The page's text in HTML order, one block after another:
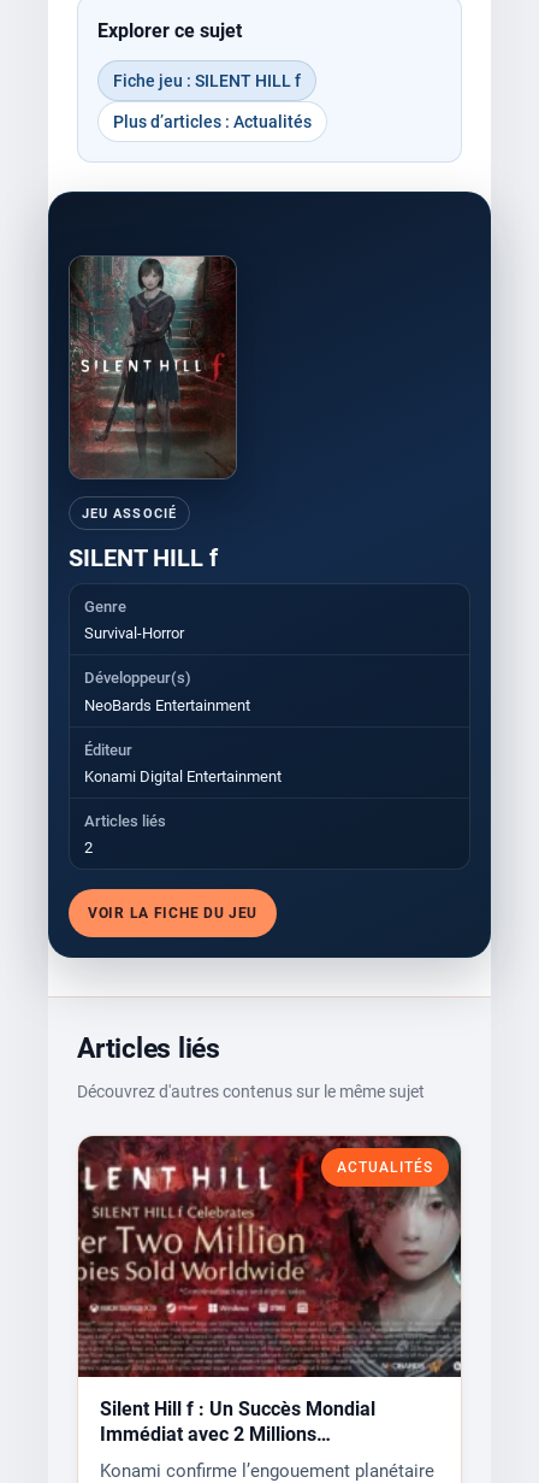
Explorer ce sujet
Fiche jeu : SILENT HILL f
Plus d’articles : Actualités
JEU ASSOCIÉ
SILENT HILL f
Genre
Survival-Horror
Développeur(s)
NeoBards Entertainment
Éditeur
Konami Digital Entertainment
Articles liés
2
VOIR LA FICHE DU JEU
Articles liés
Découvrez d'autres contenus sur le même sujet
ACTUALITÉS
Silent Hill f : Un Succès Mondial
Immédiat avec 2 Millions
d’Exemplaires Vendus
Konami confirme l’engouement planétaire